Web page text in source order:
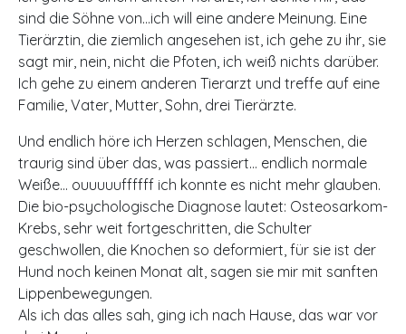
sind die Söhne von…ich will eine andere Meinung. Eine
Tierärztin, die ziemlich angesehen ist, ich gehe zu ihr, sie
sagt mir, nein, nicht die Pfoten, ich weiß nichts darüber.
Ich gehe zu einem anderen Tierarzt und treffe auf eine
Familie, Vater, Mutter, Sohn, drei Tierärzte.
Und endlich höre ich Herzen schlagen, Menschen, die
traurig sind über das, was passiert… endlich normale
Weiße… ouuuuuffffff ich konnte es nicht mehr glauben.
Die bio-psychologische Diagnose lautet: Osteosarkom-
Krebs, sehr weit fortgeschritten, die Schulter
geschwollen, die Knochen so deformiert, für sie ist der
Hund noch keinen Monat alt, sagen sie mir mit sanften
Lippenbewegungen.
Als ich das alles sah, ging ich nach Hause, das war vor